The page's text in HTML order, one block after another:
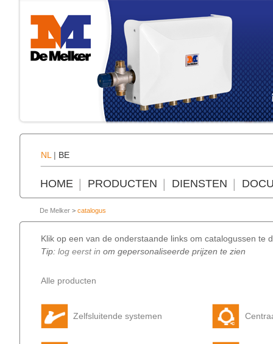
NL | BE
HOME PRODUCTEN DIENSTEN
De Melker > catalogus
Klik op een van de onderstaande links om catalogussen te
Tip: log eerst in om gepersonaliseerde prijzen te zien
Alle producten
Zelfsluitende systemen